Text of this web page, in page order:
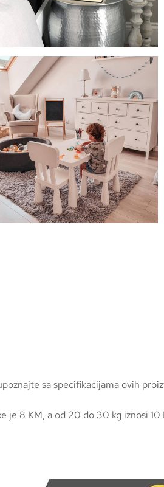
sa specifikacijama ovih
je 8 KM, a od 20 do 30 kg iznosi 10